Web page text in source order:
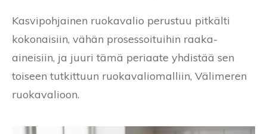
Kasvipohjainen ruokavalio perustuu pitkälti
kokonaisiin, vähän prosessoituihin raaka-
aineisiin, ja juuri tämä periaate yhdistää sen
toiseen tutkittuun ruokavaliomalliin, Välimeren
ruokavalioon.